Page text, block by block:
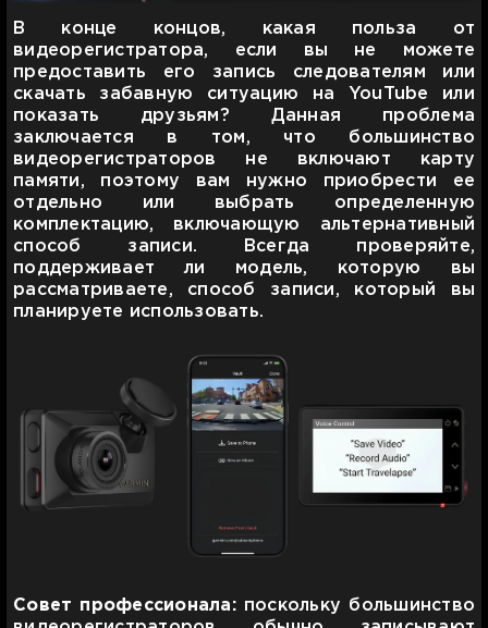
В конце концов, какая польза от
видеорегистратора, если вы не можете
предоставить его запись следователям или
скачать забавную ситуацию на YouTube или
показать друзьям? Данная проблема
заключается в том, что большинство
видеорегистраторов не включают карту
памяти, поэтому вам нужно приобрести ее
отдельно или выбрать определенную
комплектацию, включающую альтернативный
способ записи. Всегда проверяйте,
поддерживает ли модель, которую вы
рассматриваете, способ записи, который вы
планируете использовать.
Совет профессионала:поскольку большинство